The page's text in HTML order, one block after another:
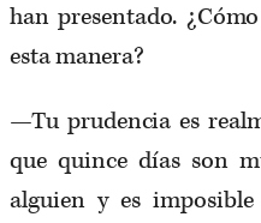
han presentado.
esta manera?
—Tu prudencia es
que quince días son
alguien y es